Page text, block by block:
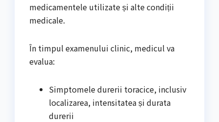
medicamentele utilizate și alte condiții
medicale.
În timpul examenului clinic, medicul va
evalua:
Simptomele durerii toracice, inclusiv
localizarea, intensitatea și durata
durerii